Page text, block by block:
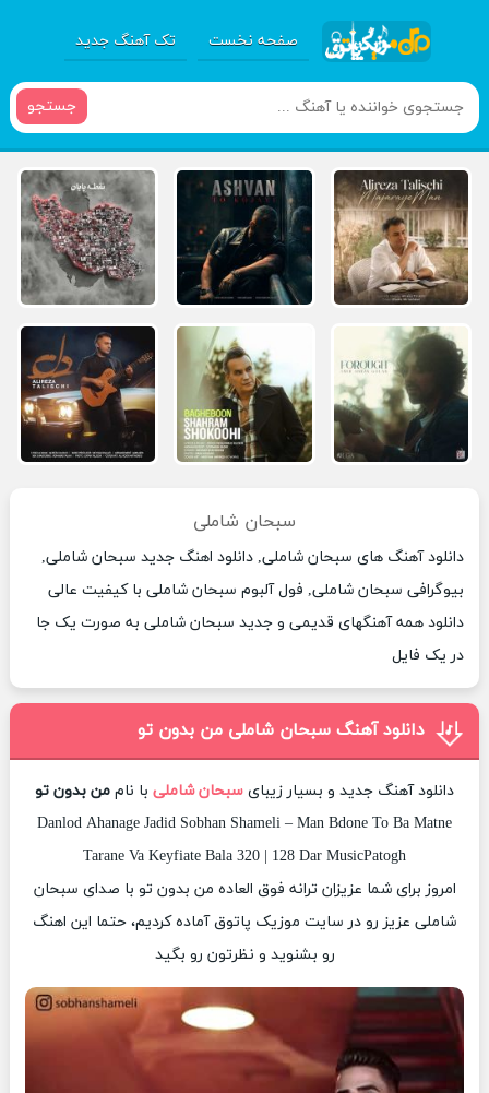
صفحه نخست تک آهنگ جدید
جستجو
سبحان شاملی
دانلود آهنگ های سبحان شاملی, دانلود اهنگ جدید سبحان شاملی,
بیوگرافی سبحان شاملی, فول آلبوم سبحان شاملی با کیفیت عالی
دانلود همه آهنگهای قدیمی و جدید سبحان شاملی به صورت یک جا
در یک فایل
دانلود آهنگ سبحان شاملی من بدون تو
دانلود آهنگ جدید و بسیار زیبای سبحان شاملی با نام من بدون تو
Danlod Ahanage Jadid Sobhan Shameli – Man Bdone To Ba Matne
Tarane Va Keyfiate Bala 320 | 128 Dar MusicPatogh
امروز برای شما عزیزان ترانه فوق العاده من بدون تو با صدای سبحان
شاملی عزیز رو در سایت موزیک پاتوق آماده کردیم، حتما این اهنگ
رو بشنوید و نظرتون رو بگید